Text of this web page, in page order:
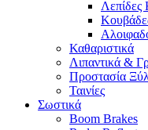
Λεπίδες
Καθαριστικά
Λιπαντικά &
Προστασία
Ταινίες
Σωστικά
Boom Brakes